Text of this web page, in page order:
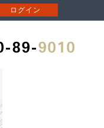
ログイン